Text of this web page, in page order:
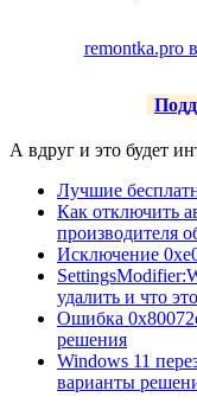
remontka.pro
А вдруг и это будет
Лучшие
Как отключить
производителя
Исключение
удалить и что
Ошибка
решения
Windows 11
варианты